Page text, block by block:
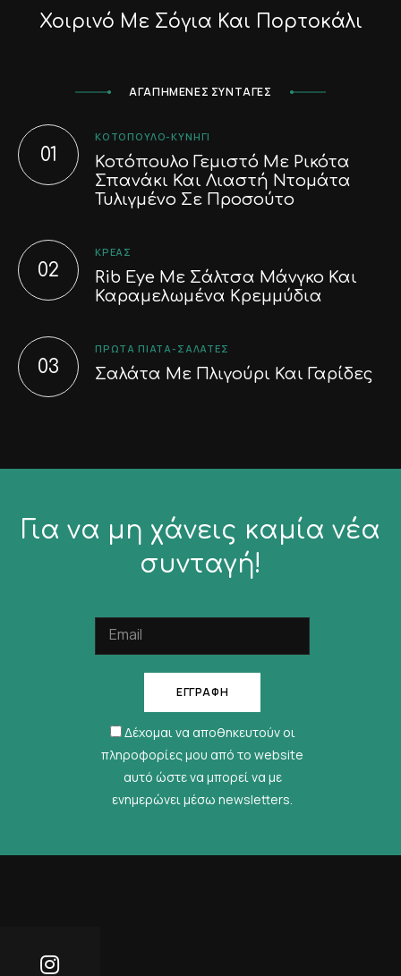
Χοιρινό Με Σόγια Και Πορτοκάλι
ΑΓΑΠΗΜΕΝΕΣ ΣΥΝΤΑΓΕΣ
ΚΟΤΌΠΟΥΛΟ-ΚΥΝΉΓΙ
Κοτόπουλο Γεμιστό Με Ρικότα
Σπανάκι Και Λιαστή Ντομάτα
Τυλιγμένο Σε Προσούτο
ΚΡΈΑΣ
Rib Eye Με Σάλτσα Μάνγκο Και
Καραμελωμένα Κρεμμύδια
ΠΡΏΤΑ ΠΙΆΤΑ-ΣΑΛΆΤΕΣ
Σαλάτα Με Πλιγούρι Και Γαρίδες
Για να μη χάνεις καμία νέα
συνταγή!
Δέχομαι να αποθηκευτούν οι
πληροφορίες μου από το website
αυτό ώστε να μπορεί να με
ενημερώνει μέσω newsletters.